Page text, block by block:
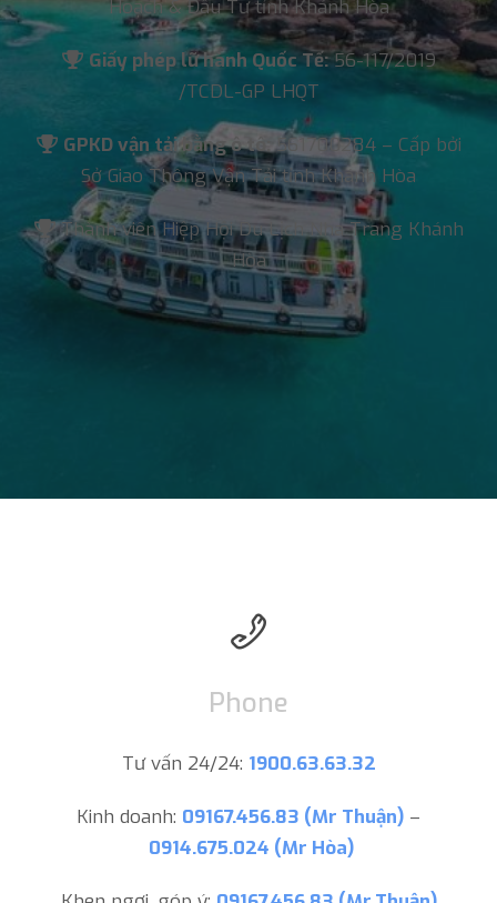
Hoạch & Đầu Tư tỉnh Khánh Hòa
Giấy phép lữ hành Quốc Tế:56-117/2019
/TCDL-GP LHQT
GPKD vận tải bằng ô tô:561700284 – Cấp bởi
Sở Giao Thông Vận Tải tỉnh Khánh Hòa
Thành viên Hiệp Hội Du Lịch Nha Trang Khánh
Hòa
Phone
Tư vấn 24/24: 1900.63.63.32
Kinh doanh: 09167.456.83 (Mr Thuận) –
0914.675.024 (Mr Hòa)